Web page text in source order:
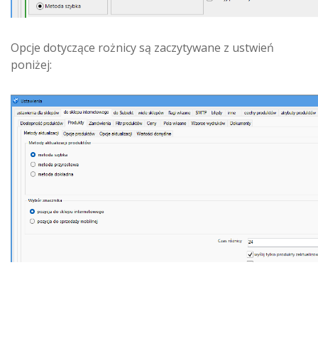
Opcje dotyczące rożnicy są zaczytywane z ustwień
poniżej: